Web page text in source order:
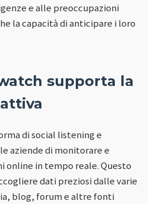
e alle preoccupazioni
la capacità di anticipare i loro
supporta la
di social listening e
aziende di monitorare e
online in tempo reale. Questo
dati preziosi dalle varie
blog, forum e altre fonti